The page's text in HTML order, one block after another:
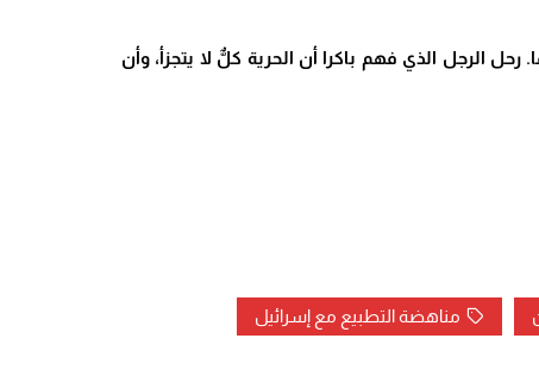
الرجل الذي فهم باكرا أن الحرية كلٌّ لا يتجزأ، وأن
مناهضة التطبيع مع إسرائيل